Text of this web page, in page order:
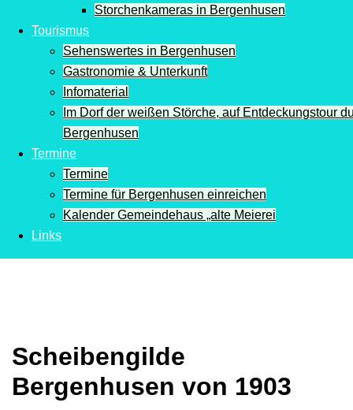
Storchenkameras in Bergenhusen
Tourismus
Sehenswertes in Bergenhusen
Gastronomie & Unterkunft
Infomaterial
Im Dorf der weißen Störche, auf Entdeckungstour
Bergenhusen
Termine
Termine
Termine für Bergenhusen einreichen
Kalender Gemeindehaus „alte Meierei
Links
Scheibengilde
Bergenhusen von 1903